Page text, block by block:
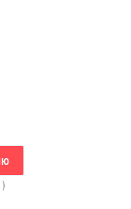
)